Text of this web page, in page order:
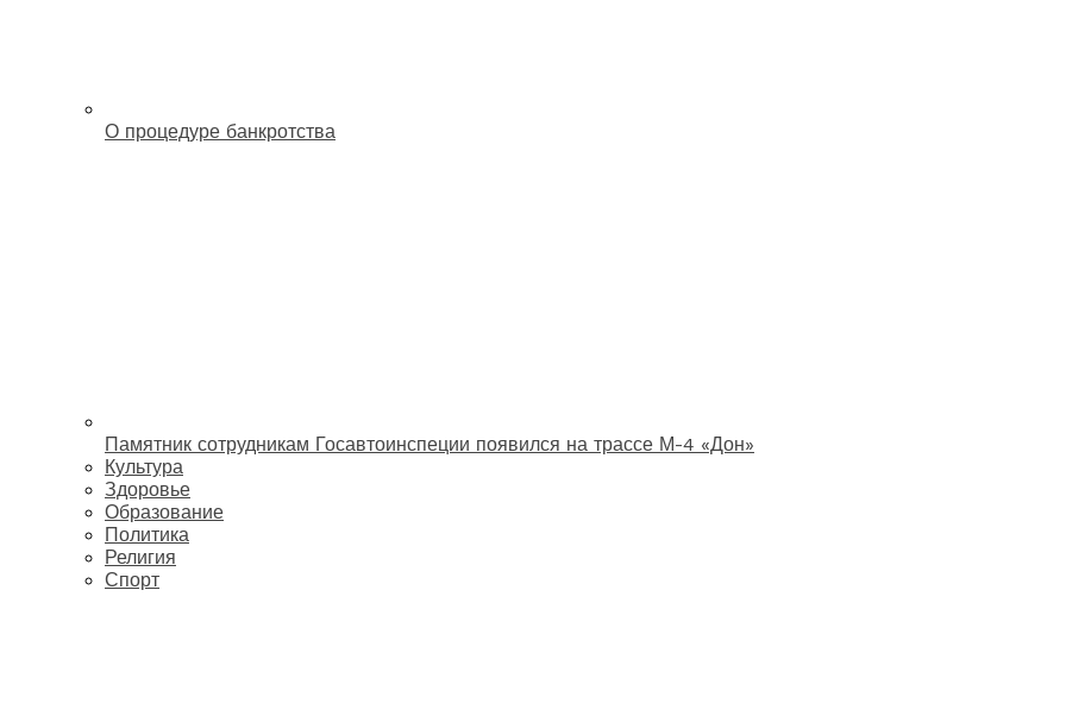
О процедуре банкротства
Памятник сотрудникам Госавтоинспеции появился на трассе М-4 «Дон»
Культура
Здоровье
Образование
Политика
Религия
Спорт